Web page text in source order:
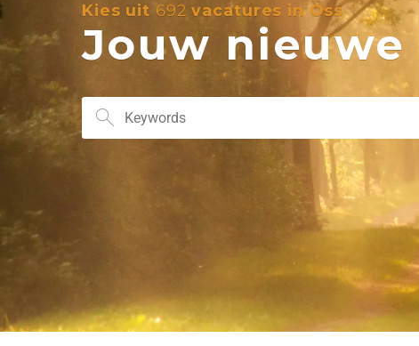
Kies uit 692 vacatures in Oss
Jouw